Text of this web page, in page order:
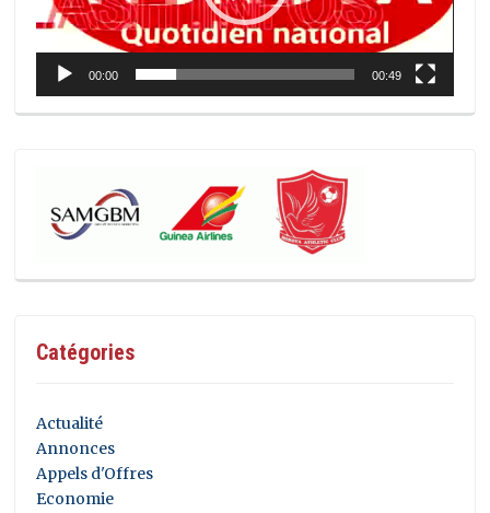
00:00 00:49
Catégories
Actualité
Annonces
Appels d'Offres
Economie